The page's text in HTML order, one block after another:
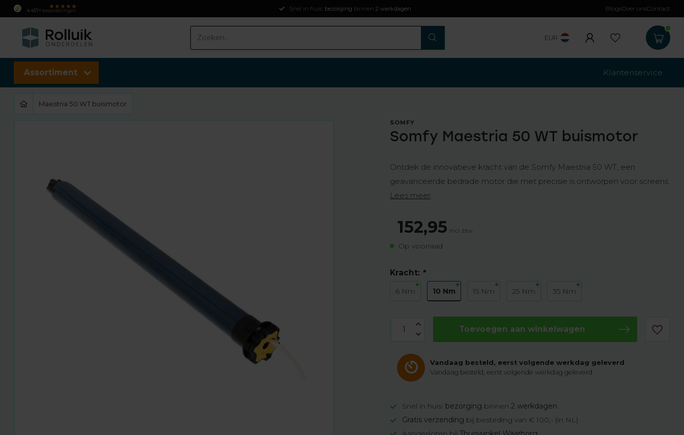
4.457+ beoordelingen Snel in huis: bezorging binnen 2 werkdagen BlogsOver onsContact
EUR
Assortiment Klantenservice
Maestria 50 WT buismotor
SOMFY
Somfy Maestria 50 WT buismotor
Ontdek de innovatieve kracht van de Somfy Maestria 50 WT, een
geavanceerde bedrade motor die met precisie is ontworpen voor screens.
Lees meer.
152,95 Incl. btw
Op voorraad
Kracht: *
6 Nm 10 Nm 15 Nm 25 Nm 35 Nm
Toevoegen aan winkelwagen
Vandaag besteld, eerst volgende werkdag geleverd
Vandaag besteld, eerst volgende werkdag geleverd
Snel in huis: bezorging binnen2 werkdagen
Gratis verzending bij besteding van € 100,- (in NL)